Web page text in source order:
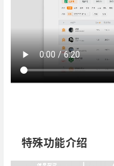
‎‎‎‎‎‎‎ㅤ特殊功能介绍